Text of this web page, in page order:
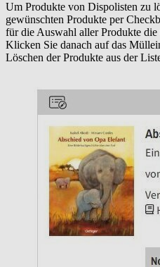
Um Produkte von Dispolisten zu
gewünschten Produkte per
für die Auswahl aller Produkte
Klicken Sie danach auf das
Löschen der Produkte aus der